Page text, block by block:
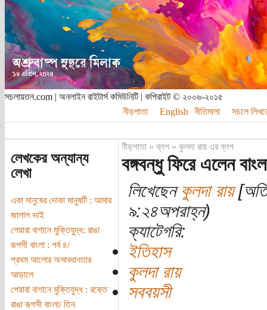
সচলায়তন.com | অনলাইন রাইটার্স কমিউনিটি | কপিরাইট © ২০০৬-২০১৫
নীড়পাতা
English নীতিমালা সচলে
লেখকের অন্যান্য
লেখা
একা মানুষের দোকা মানুষটি : আমার
জালাল ভাই
পেয়ারা বাগানে মুক্তিযুদ্ধ: রাঙা
রূপসী বাংলা :‌ পর্ব ৪/
প্রথম আলোর অসাবধানতার
আড়ালে
পেয়ারা বাগানে মুক্তিযুদ্ধ : রক্তে
রাঙা রূপসী বাংলা/ তিন
নীড়পাতা»ব্লগ» কুলদা রায় এর ব্লগ
বঙ্গবন্ধু ফিরে এলেন
লিখেছেনকুলদা রায়
৯:২৪অপরাহ্ন)
ক্যাটেগরি:
ইতিহাস
কুলদা রায়
সববয়সী